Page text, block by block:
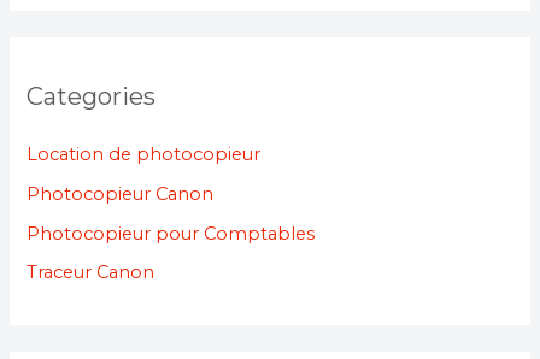
Categories
Location de photocopieur
Photocopieur Canon
Photocopieur pour Comptables
Traceur Canon